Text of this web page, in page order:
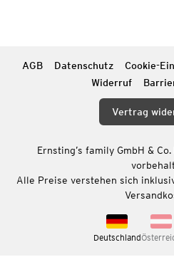
AGB Datenschutz Cookie-
Widerruf
Vertrag
Ernsting’s family GmbH &
Alle Preise verstehen sich
Deutschland